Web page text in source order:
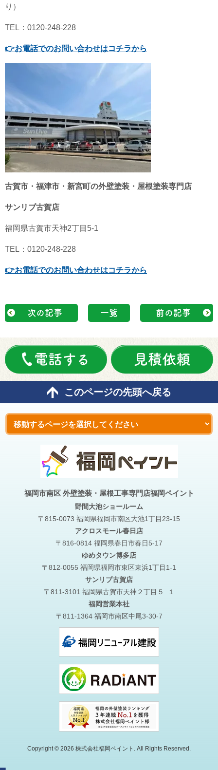
り）
TEL：0120-248-228
👉お電話でのお問い合わせはコチラから
古賀市・福津市・新宮町の外壁塗装・屋根塗装専門店
サンリブ古賀店
福岡県古賀市天神2丁目5-1
TEL：0120-248-228
👉お電話でのお問い合わせはコチラから
次の記事 一覧 前の記事
電話する 見積依頼
このページの先頭へ戻る
福岡市南区 外壁塗装・屋根工事専門店福岡ペイント
野間大池ショールーム
〒815-0073 福岡県福岡市南区大池1丁目23-15
アクロスモール春日店
〒816-0814 福岡県春日市春日5-17
ゆめタウン博多店
〒812-0055 福岡県福岡市東区東浜1丁目1-1
サンリブ古賀店
〒811-3101 福岡県古賀市天神２丁目５−１
福岡営業本社
〒811-1364 福岡市南区中尾3-30-7
Copyright © 2026 株式会社福岡ペイント. All Rights Reserved.